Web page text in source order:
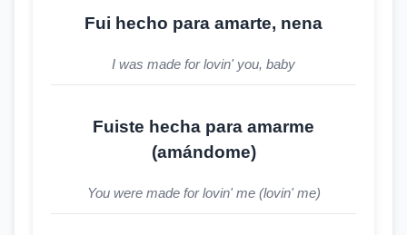
Fui hecho para amarte, nena
I was made for lovin' you, baby
Fuiste hecha para amarme
(amándome)
You were made for lovin' me (lovin' me)